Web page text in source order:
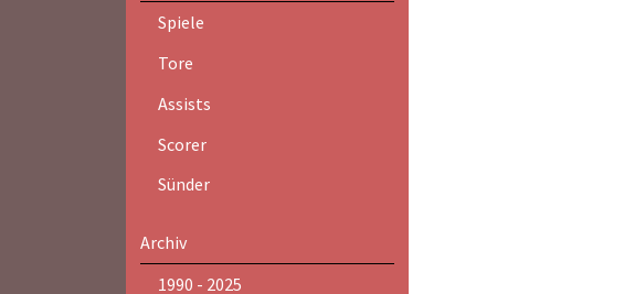
Spiele
Tore
Assists
Scorer
Sünder
Archiv
1990 - 2025